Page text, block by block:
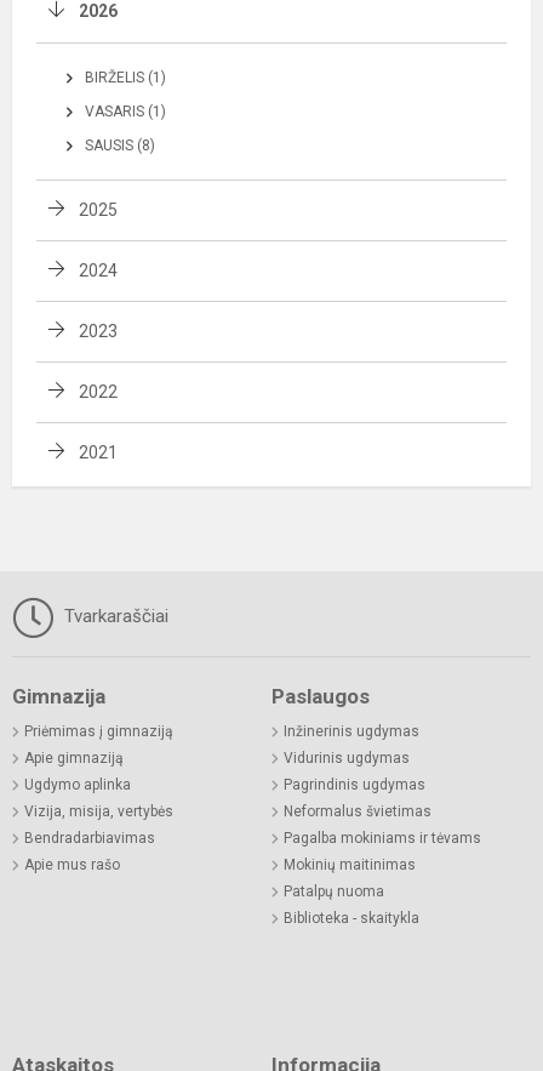
2026
BIRŽELIS (1)
VASARIS (1)
SAUSIS (8)
2025
2024
2023
2022
2021
Tvarkaraščiai
Gimnazija
Priėmimas į gimnaziją
Apie gimnaziją
Ugdymo aplinka
Vizija, misija, vertybės
Bendradarbiavimas
Apie mus rašo
Paslaugos
Inžinerinis ugdymas
Vidurinis ugdymas
Pagrindinis ugdymas
Neformalus švietimas
Pagalba mokiniams ir tėvams
Mokinių maitinimas
Patalpų nuoma
Biblioteka - skaitykla
Ataskaitos Informacija